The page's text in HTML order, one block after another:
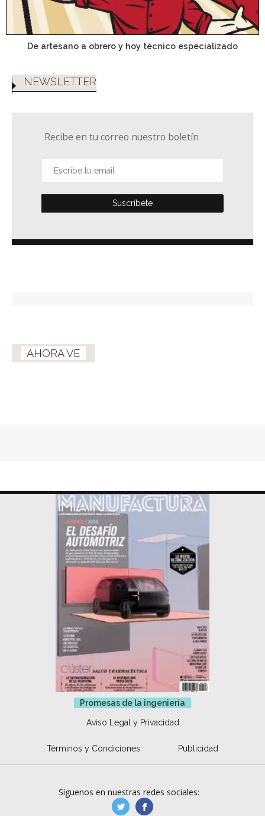
De artesano a obrero y hoy técnico especializado
NEWSLETTER
Recibe en tu correo nuestro boletín
AHORA VE
Promesas de la ingeniería
Aviso Legal y Privacidad
Términos y Condiciones Publicidad
Síguenos en nuestras redes sociales:
manufacturaGE